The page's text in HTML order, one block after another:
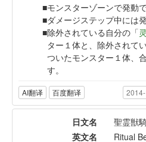
モンスターゾーンで発動
ダメージステップ中には
除外されている自分の「
ター１体と、除外されて
ついたモンスター１体、
す。
AI翻译 百度翻译
日文名
聖霊獣
英文名
Ritual